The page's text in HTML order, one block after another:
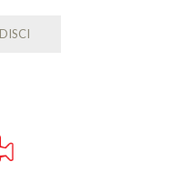
(pueden